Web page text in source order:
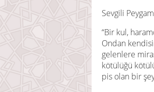
Sevgili
“Bir kul,
Ondan
gelenlere
kötülüğü
pis olan bir